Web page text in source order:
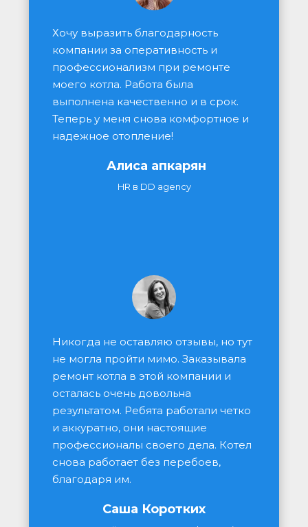
Хочу выразить благодарность
компании за оперативность и
профессионализм при ремонте
моего котла. Работа была
выполнена качественно и в срок.
Теперь у меня снова комфортное и
надежное отопление!
Алиса апкарян
HR в DD agency
Никогда не оставляю отзывы, но тут
не могла пройти мимо. Заказывала
ремонт котла в этой компании и
осталась очень довольна
результатом. Ребята работали четко
и аккуратно, они настоящие
профессионалы своего дела. Котел
снова работает без перебоев,
благодаря им.
Саша Коротких